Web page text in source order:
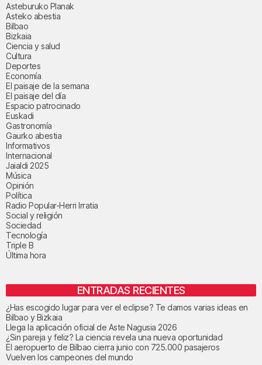
Asteburuko Planak
Asteko abestia
Bilbao
Bizkaia
Ciencia y salud
Cultura
Deportes
Economía
El paisaje de la semana
El paisaje del día
Espacio patrocinado
Euskadi
Gastronomía
Gaurko abestia
Informativos
Internacional
Jaialdi 2025
Música
Opinión
Política
Radio Popular-Herri Irratia
Social y religión
Sociedad
Tecnología
Triple B
Última hora
ENTRADAS RECIENTES
¿Has escogido lugar para ver el eclipse? Te damos varias ideas en
Bilbao y Bizkaia
Llega la aplicación oficial de Aste Nagusia 2026
¿Sin pareja y feliz? La ciencia revela una nueva oportunidad
El aeropuerto de Bilbao cierra junio con 725.000 pasajeros
Vuelven los campeones del mundo